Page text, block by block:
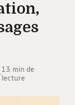
·13 min de
lecture